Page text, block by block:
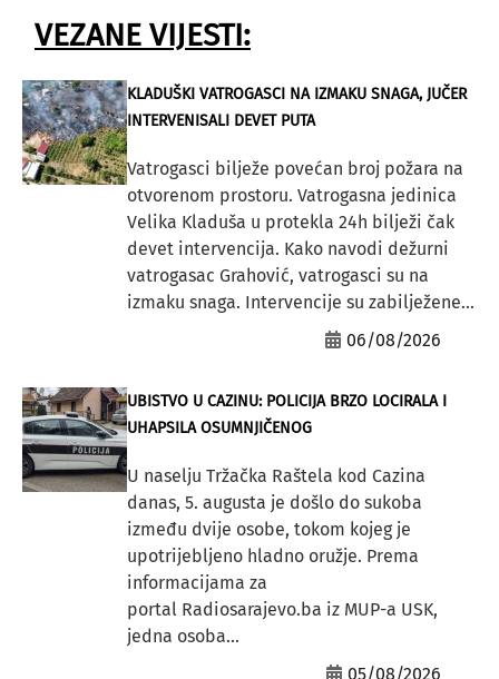
VEZANE VIJESTI:
KLADUŠKI VATROGASCI NA IZMAKU SNAGA, JUČER
INTERVENISALI DEVET PUTA
Vatrogasci bilježe povećan broj požara na
otvorenom prostoru. Vatrogasna jedinica
Velika Kladuša u protekla 24h bilježi čak
devet intervencija. Kako navodi dežurni
vatrogasac Grahović, vatrogasci su na
izmaku snaga. Intervencije su zabilježene...
06/08/2026
UBISTVO U CAZINU: POLICIJA BRZO LOCIRALA I
UHAPSILA OSUMNJIČENOG
U naselju Tržačka Raštela kod Cazina
danas, 5. augusta je došlo do sukoba
između dvije osobe, tokom kojeg je
upotrijebljeno hladno oružje. Prema
informacijama za
portal Radiosarajevo.ba iz MUP-a USK,
jedna osoba...
05/08/2026